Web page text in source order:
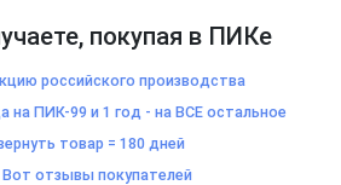
покупая в ПИКе
российского производства
на ПИК-99 и 1 год - на ВСЕ остальное
товар = 180 дней
отзывы покупателей